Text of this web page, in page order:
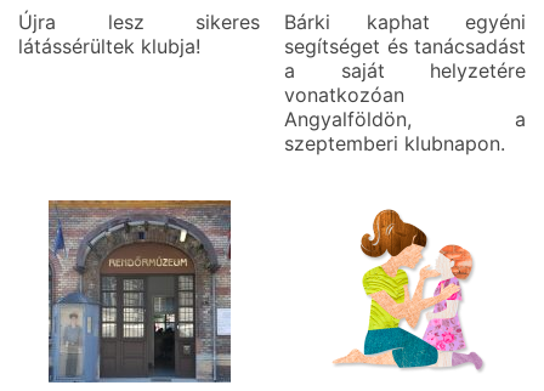
Újra lesz sikeres
látássérültek klubja!
Bárki kaphat egyéni
segítséget és tanácsadást
a saját helyzetére
vonatkozóan
Angyalföldön, a
szeptemberi klubnapon.